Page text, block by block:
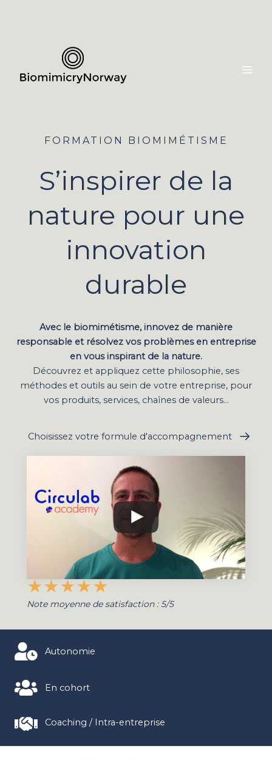
FORMATION BIOMIMÉTISME
S’inspirer de la
nature pour une
innovation
durable
Avec le biomimétisme, innovez de manière
responsable et résolvez vos problèmes en entreprise
en vous inspirant de la nature.
Découvrez et appliquez cette philosophie, ses
méthodes et outils au sein de votre entreprise, pour
vos produits, services, chaînes de valeurs...
Choisissez votre formule d'accompagnement
★★★★★
Note moyenne de satisfaction : 5/5
Autonomie
En cohort
Coaching / Intra-entreprise